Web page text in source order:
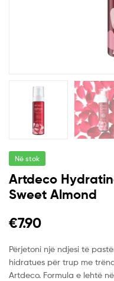
Në stok
Artdeco
Sweet Almond
€7.90
Përjetoni një ndjesi të
hidratues për trup me
Artdeco. Formula e lehtë